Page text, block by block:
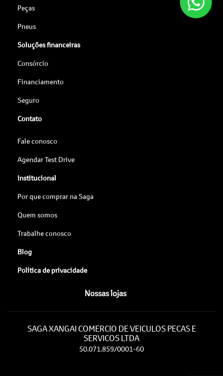
Peças
Pneus
Soluções financeiras
Consórcio
Financiamento
Seguro
Contato
Fale conosco
Agendar Test Drive
Institucional
Por que comprar na Saga
Quem somos
Trabalhe conosco
Blog
Política de privacidade
Nossas lojas
SAGA XANGAI COMERCIO DE VEICULOS PECAS E
SERVICOS LTDA
50.071.859/0001-60